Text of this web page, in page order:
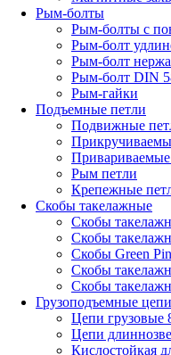
Рым-болты
Рым-болты с
Рым-болт
Рым-болт
Рым-болт DIN
Рым-гайки
Подъемные петли
Подвижные
Привариваемые
Рым петли
Крепежные
Скобы такелажные
Скобы
Скобы
Скобы Green Pin
Скобы
Скобы
Грузоподъемные цепи
Цепи грузовые
Цепи
Кислостойкая